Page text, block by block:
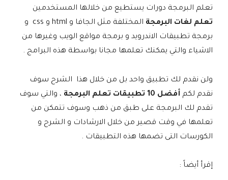
تعلم البرمجة دورات يستطيع من خلالها المستخدمين
تعلم لغات البرمجة
المختلفة مثل الجافا و html و css و
برمجة تطبيقات الاندرويد و برمجة مواقع الويب وغيرها من
الاشياء والتي يمكنك تعلمها مجانا بواسطة هذه البرامج .
ولن نقدم لك تطبيق واحد بل من خلال هذا الشرح سوف
نقدم لكمأفضل 10 تطبيقات تعلم البرمجة
، والتي سوف
تقدم لك البرمجة على طبق من ذهب وسوف تتمكن من
تعلمها في وقت قصير من خلال الارشادات و الشرح و
الكورسات التى تضمها هذه التطبيقات .
إقرأ أيضاً :